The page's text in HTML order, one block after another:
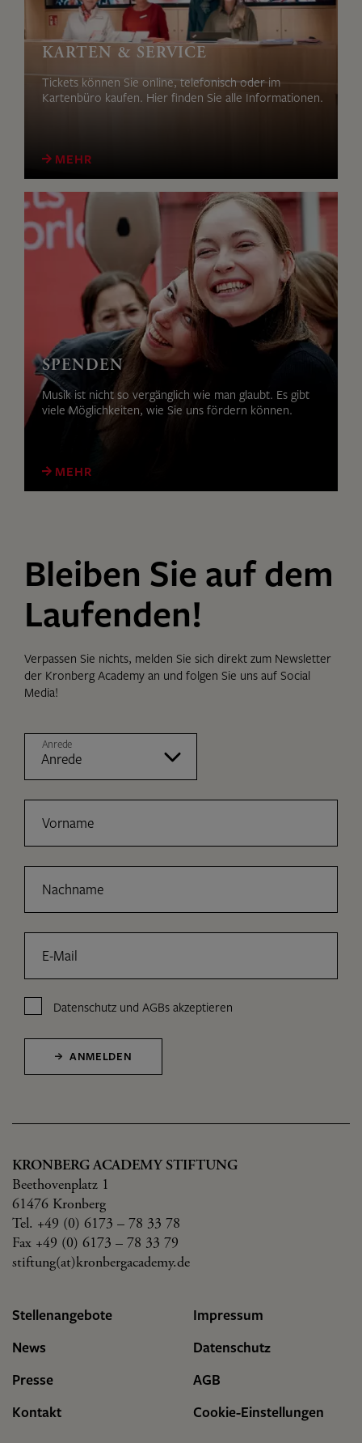
KARTEN & SERVICE
Tickets können Sie online, telefonisch oder im
Kartenbüro kaufen. Hier finden Sie alle Informationen.
MEHR
SPENDEN
Musik ist nicht so vergänglich wie man glaubt. Es gibt
viele Möglichkeiten, wie Sie uns fördern können.
MEHR
Bleiben Sie auf dem
Laufenden!
Verpassen Sie nichts, melden Sie sich direkt zum Newsletter
der Kronberg Academy an und folgen Sie uns auf Social
Media!
Anrede
Vorname
Nachname
E-Mail
Datenschutz undAGBs akzeptieren
ANMELDEN
KRONBERG ACADEMY STIFTUNG
Beethovenplatz 1
61476 Kronberg
Tel. +49 (0) 6173 – 78 33 78
Fax +49 (0) 6173 – 78 33 79
stiftung(at)kronbergacademy.de
Stellenangebote
News
Presse
Kontakt
Impressum
Datenschutz
AGB
Cookie-Einstellungen